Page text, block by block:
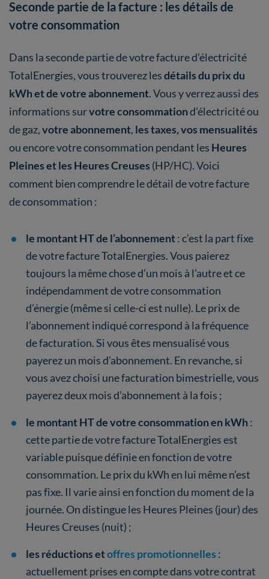
Seconde partie de la facture : les détails de
votre consommation
Dans la seconde partie de votre facture d’électricité
TotalEnergies, vous trouverez lesdétails du prix du
kWh et de votre abonnement. Vous y verrez aussi des
informations survotre consommationd’électricité ou
de gaz,votre abonnement, les taxes, vos mensualités
ou encore votre consommation pendant les Heures
Pleines et les Heures Creuses (HP/HC). Voici
comment bien comprendre le détail de votre facture
de consommation :
le montant HT de l’abonnement: c’est la part fixe
de votre facture TotalEnergies. Vous paierez
toujours la même chose d’un mois à l’autre et ce
indépendamment de votre consommation
d’énergie (même si celle-ci est nulle). Le prix de
l’abonnement indiqué correspond à la fréquence
de facturation. Si vous êtes mensualisé vous
payerez un mois d’abonnement. En revanche, si
vous avez choisi une facturation bimestrielle, vous
payerez deux mois d’abonnement à la fois ;
le montant HT de votre consommation en kWh:
cette partie de votre facture TotalEnergies est
variable puisque définie en fonction de votre
consommation. Le prix du kWh en lui même n’est
pas fixe. Il varie ainsi en fonction du moment de la
journée. On distingue les Heures Pleines (jour) des
Heures Creuses (nuit) ;
les réductions etoffres promotionnelles :
actuellement prises en compte dans votre contrat